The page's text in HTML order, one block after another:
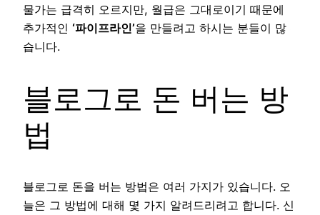
물가는 급격히 오르지만, 월급은 그대로이기 때문에
추가적인 ‘파이프라인’을 만들려고 하시는 분들이 많
습니다.
블로그로 돈 버는 방
법
블로그로 돈을 버는 방법은 여러 가지가 있습니다. 오
늘은 그 방법에 대해 몇 가지 알려드리려고 합니다. 신